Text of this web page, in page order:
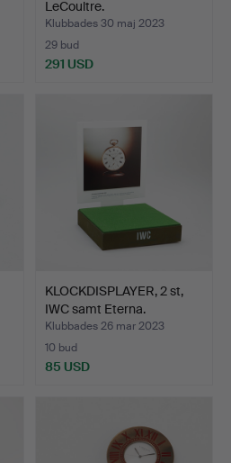
LeCoultre.
Klubbades 30 maj 2023
29 bud
291 USD
KLOCKDISPLAYER, 2 st,
IWC samt Eterna.
Klubbades 26 mar 2023
10 bud
85 USD